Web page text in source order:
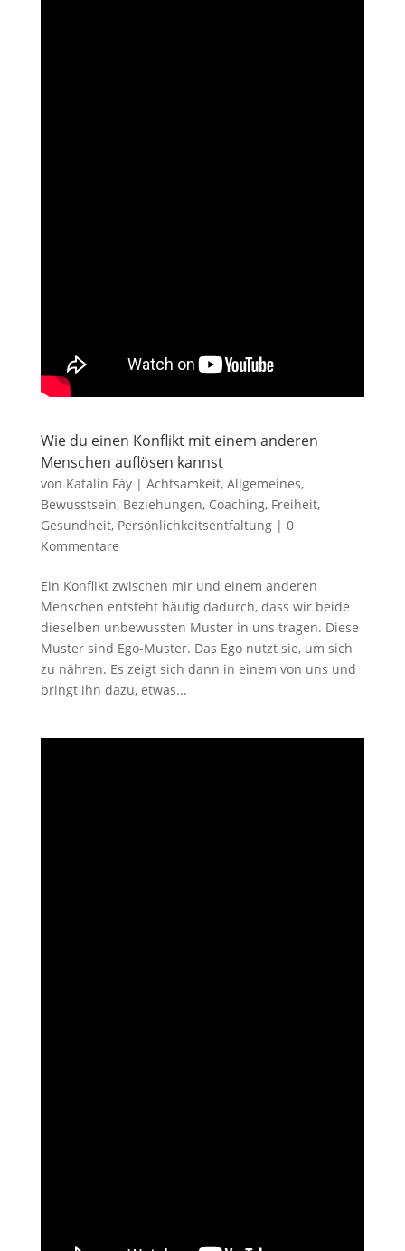
Wie du einen Konflikt mit einem anderen
Menschen auflösen kannst
von Katalin Fáy| Achtsamkeit, Allgemeines,
Bewusstsein, Beziehungen, Coaching, Freiheit,
Gesundheit, Persönlichkeitsentfaltung| 0
Kommentare
Ein Konflikt zwischen mir und einem anderen
Menschen entsteht häufig dadurch, dass wir beide
dieselben unbewussten Muster in uns tragen. Diese
Muster sind Ego-Muster. Das Ego nutzt sie, um sich
zu nähren. Es zeigt sich dann in einem von uns und
bringt ihn dazu, etwas...